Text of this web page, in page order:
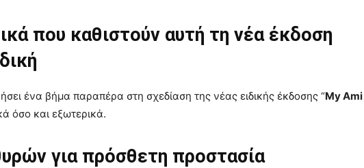
που καθιστούν αυτή τη νέα έκδοση
ένα βήμα παραπέρα στη σχεδίαση της νέας ειδικής έκδοσης “My Ami
όσο και εξωτερικά.
για πρόσθετη προστασία